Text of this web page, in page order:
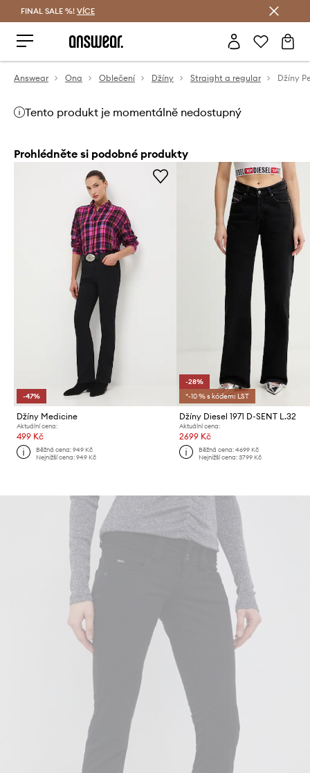
FINAL SALE %! VÍCE
Answear Ona Oblečení Džíny Straight a regular Džíny
Tento produkt je momentálně nedostupný
Prohlédněte si podobné produkty
-47%
Džíny Medicine
Aktuální cena:
499 Kč
Běžná cena:949 Kč
Nejnižší cena:949 Kč
-28%
*-10 % s kódem: LST
Džíny Diesel 1971 D-SENT L.32
Aktuální cena:
2699 Kč
Běžná cena: 4699 Kč
Nejnižší cena: 3799 Kč